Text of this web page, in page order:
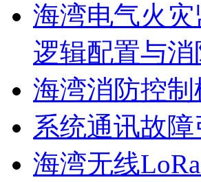
海湾电气火
逻辑配置与
海湾消防控
系统通讯故
海湾无线